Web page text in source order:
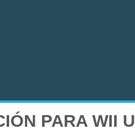
PARA WII U